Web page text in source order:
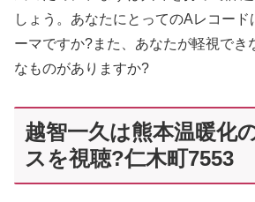
しょう。あなたにとってのAレコー
ーマですか?また、あなたが軽視でき
なものがありますか?
越智一久は熊本温暖化
スを視聴?仁木町7553